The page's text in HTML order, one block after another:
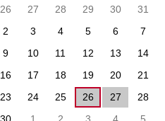
26
27 28 29 30 31
2
3 4 5 6 7
9
10 11 12 13 14
16
17 18 19 20 21
23
24 25 26 27 28
30
1 2 3 4 5